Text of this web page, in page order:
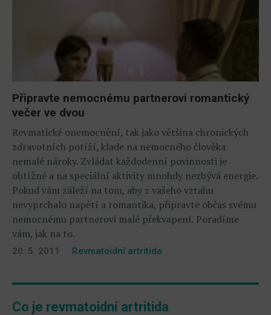
Připravte nemocnému partnerovi romantický
večer ve dvou
Revmatické onemocnění, tak jako většina chronických
zdravotních potíží, klade na nemocného člověka
nemalé nároky. Zvládat každodenní povinnosti je
obtížné a na speciální aktivity mnohdy nezbývá energie.
Pokud vám záleží na tom, aby z vašeho vztahu
nevyprchalo napětí a romantika, připravte občas svému
nemocnému partnerovi malé překvapení. Poradíme
vám, jak na to.
20. 5. 2011 Revmatoidní artritida
Co je revmatoidní artritida